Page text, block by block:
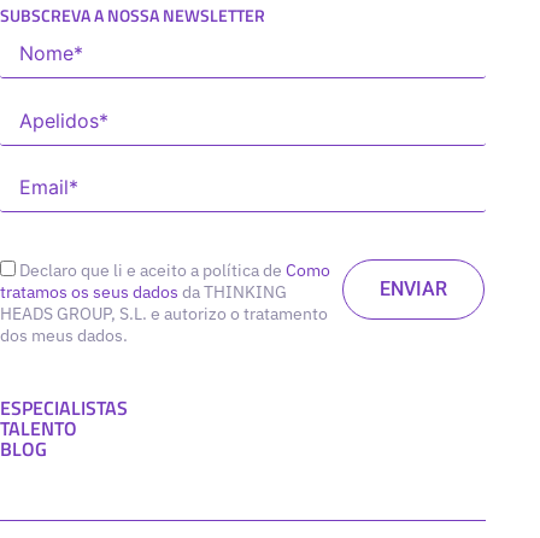
SUBSCREVA A NOSSA NEWSLETTER
Declaro que li e aceito a política de Como
tratamos os seus dados da THINKING
HEADS GROUP, S.L. e autorizo o tratamento
dos meus dados.
ESPECIALISTAS
TALENTO
BLOG